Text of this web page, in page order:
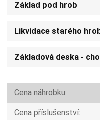
Základ pod hrob
Likvidace starého
Základová deska -
Cena náhrobku:
Cena příslušenství: